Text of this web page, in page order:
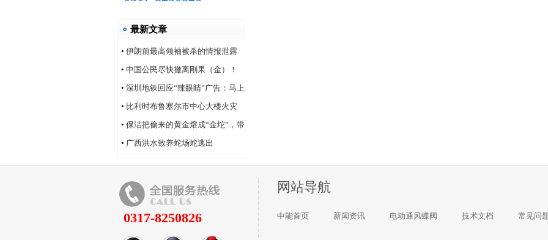
最新文章
• 伊朗前最高领袖被杀的情报泄露
问题，“很可能仍然存在”
• 中国公民尽快撤离刚果（金）！
• 深圳地铁回应“辣眼睛”广告：马上
改！
• 比利时布鲁塞尔市中心大楼火灾
造成6人死亡
• 保洁把偷来的黄金熔成“金坨”，带
着家人连夜逃跑
• 广西洪水致养蛇场蛇逃出
0317-8250826
网站导航
中能首页 新闻资讯 电动通风蝶阀 技术文档 常见问